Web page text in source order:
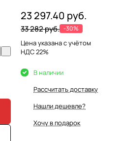
23 297.40 руб.
33 282 руб. -30%
Цена указана с учётом
НДС 22%
В наличии
Рассчитать доставку
Нашли дешевле?
Хочу в подарок